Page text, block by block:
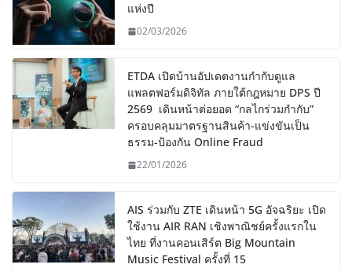
แห่งปี
02/03/2026
ETDA เปิดบ้านอัปเดตงานกำกับดูแล
แพลตฟอร์มดิจิทัล ภายใต้กฎหมาย DPS ปี
2569 เดินหน้าต่อยอด “กลไกร่วมกำกับ”
ครอบคลุมมาตรฐานสินค้า-แข่งขันเป็น
ธรรม-ป้องกัน Online Fraud
22/01/2026
AIS ร่วมกับ ZTE เดินหน้า 5G อัจฉริยะ เปิด
ใช้งาน AIR RAN เชิงพาณิชย์ครั้งแรกใน
ไทย ที่งานคอนเสิร์ต Big Mountain
Music Festival ครั้งที่ 15